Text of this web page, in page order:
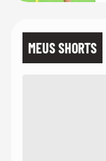
MEUS SHORTS